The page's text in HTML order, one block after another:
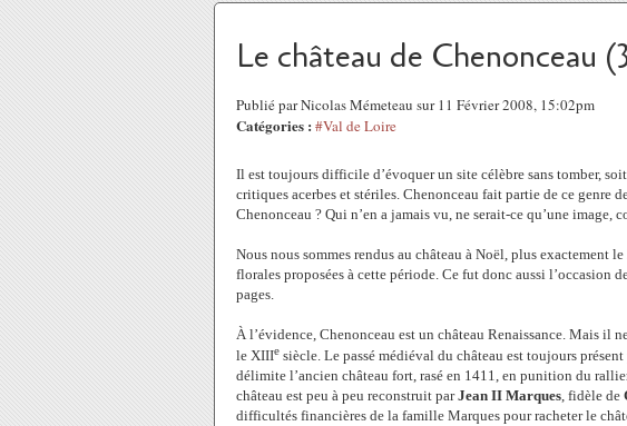
Le château de Chenonceau
Publié par Nicolas Mémeteau sur 11 Février 2008, 15:02pm
Catégories : #Val de Loire
Il est toujours difficile d’évoquer un site célèbre sans tomber,
critiques acerbes et stériles. Chenonceau fait partie de ce genre
Chenonceau ? Qui n’en a jamais vu, ne serait-ce qu’une image,
Nous nous sommes rendus au château à Noël, plus exactement
florales proposées à cette période. Ce fut donc aussi l’occasion
pages.
À l’évidence, Chenonceau est un château Renaissance. Mais il
le XIIIe siècle. Le passé médiéval du château est toujours
délimite l’ancien château fort, rasé en 1411, en punition du
château est peu à peu reconstruit parJean II Marques, fidèle de
difficultés financières de la famille Marques pour racheter le